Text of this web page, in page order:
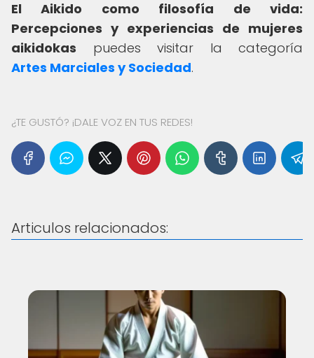
El Aikido como filosofía de vida:
Percepciones y experiencias de mujeres
aikidokas puedes visitar la categoría
Artes Marciales y Sociedad.
¿TE GUSTÓ? ¡DALE VOZ EN TUS REDES!
Articulos relacionados: